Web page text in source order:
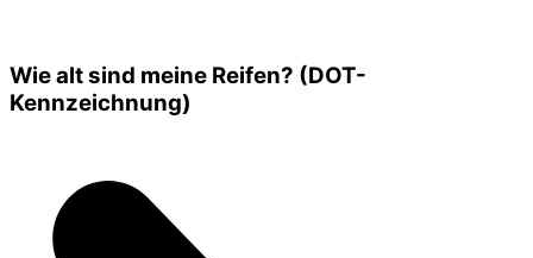
Wie alt sind meine Reifen? (DOT-
Kennzeichnung)